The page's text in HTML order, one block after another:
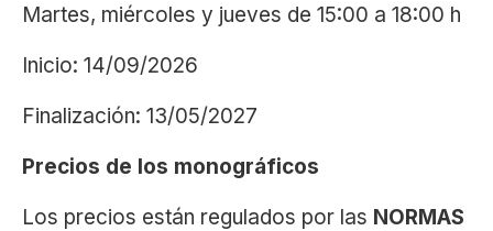
Martes, miércoles y jueves de 15:00 a 18:00 h
Inicio: 14/09/2026
Finalización: 13/05/2027
Precios de los monográficos
Los precios están regulados por las NORMAS